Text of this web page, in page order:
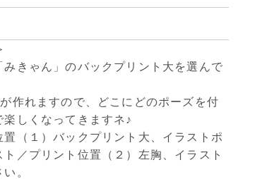
きゃん」のバックプリント大を選んで
作れますので、どこにどのポーズを付
しくなってきますネ♪
（１）バックプリント大、イラストポ
／プリント位置（２）左胸、イラスト
。